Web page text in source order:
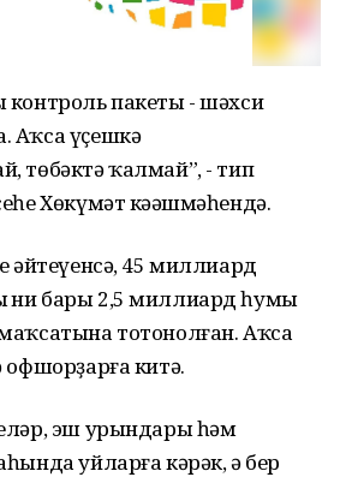
контроль пакеты - шәхси
Аҡса үҫешкә
төбәктә ҡалмай”, - тип
Хөкүмәт кәңәшмәһендә.
әйтеүенсә, 45 миллиард
ни бары 2,5 миллиард һумы
тотонолған. Аҡса
офшорҙарға китә.
эш урындары һәм
уйларға кәрәк, ә бер